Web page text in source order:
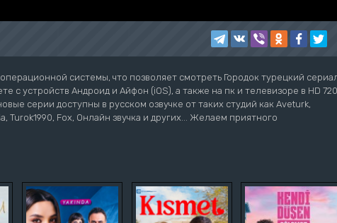
системы, что позволяет смотреть Городок турецкий
с устройств Андроид и Айфон (iOS), а также на пк и телевизоре в HD 720
серии доступны в русском озвучке от таких студий как Aveturk,
Turok1990, Fox, Онлайн звучка и других... Желаем приятного